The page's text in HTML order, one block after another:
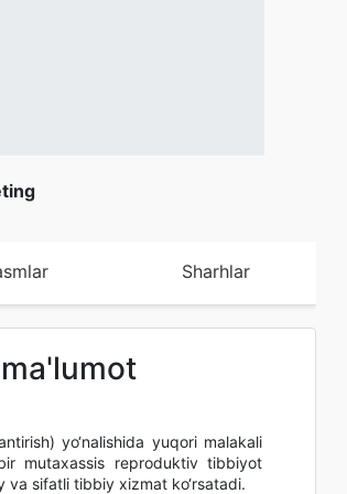
Sharhlar
yo‘nalishida yuqori malakali
mutaxassis reproduktiv tibbiyot
va sifatli tibbiy xizmat ko‘rsatadi.